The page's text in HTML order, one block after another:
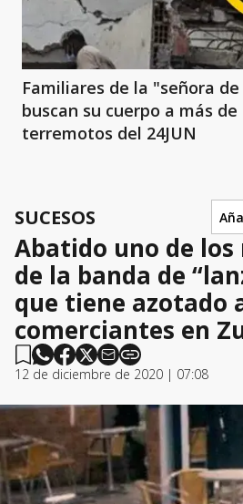
Familiares de la "señora
buscan su cuerpo a más de
terremotos del 24JUN
SUCESOS
Abatido uno de
de la banda de
que tiene azotado
comerciantes en
12 de diciembre de 2020 | 07:08